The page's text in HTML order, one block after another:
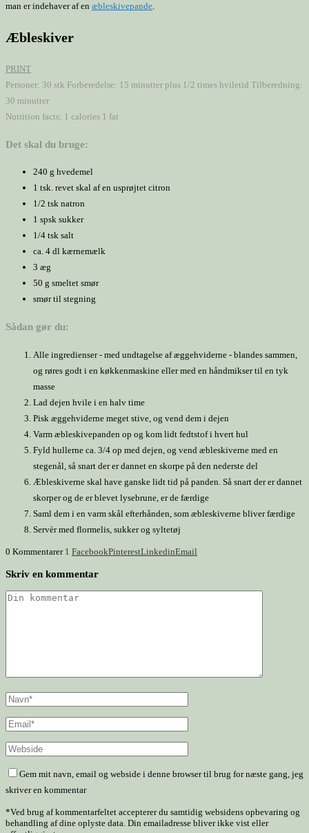
man er indehaver af en æbleskivepande.
Æbleskiver
PRINT
Personer: 30 stk Forberedelse: 15 minutter plus 1/2 times hviletid Tilberedning:
30 minutter
Nutrition facts: 1 calories 1 fat
Det skal du bruge:
240 g hvedemel
1 tsk. revet skal af en usprøjtet citron
1/2 tsk natron
1 spsk sukker
1/4 tsk salt
ca. 4 dl kærnemælk
3 æg
50 g smeltet smør
smør til stegning
Sådan gør du:
Alle ingredienser - med undtagelse af æggehviderne - blandes sammen,
og røres godt i en køkkenmaskine eller med en håndmikser til en tyk
masse
Lad dejen hvile i en halv time
Pisk æggehviderne meget stive, og vend dem i dejen
Varm æbleskivepanden op og kom lidt fedtstof i hvert hul
Fyld hullerne ca. 3/4 op med dejen, og vend æbleskiverne med en
stegenål, så snart der er dannet en skorpe på den nederste del
Æbleskiverne skal have ganske lidt tid på panden. Så snart der er dannet
skorper og de er blevet lysebrune, er de færdige
Saml dem i en varm skål efterhånden, som æbleskiverne bliver færdige
Servèr med flormelis, sukker og syltetøj
0 Kommentarer 1 FacebookPinterestLinkedinEmail
Skriv en kommentar
Gem mit navn, email og webside i denne browser til brug for næste gang, jeg
skriver en kommentar
*Ved brug af kommentarfeltet accepterer du samtidig websidens opbevaring og
behandling af dine oplyste data. Din emailadresse bliver ikke vist eller